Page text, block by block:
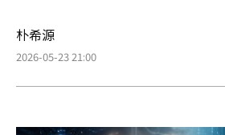
朴希源
2026-05-23 21:00